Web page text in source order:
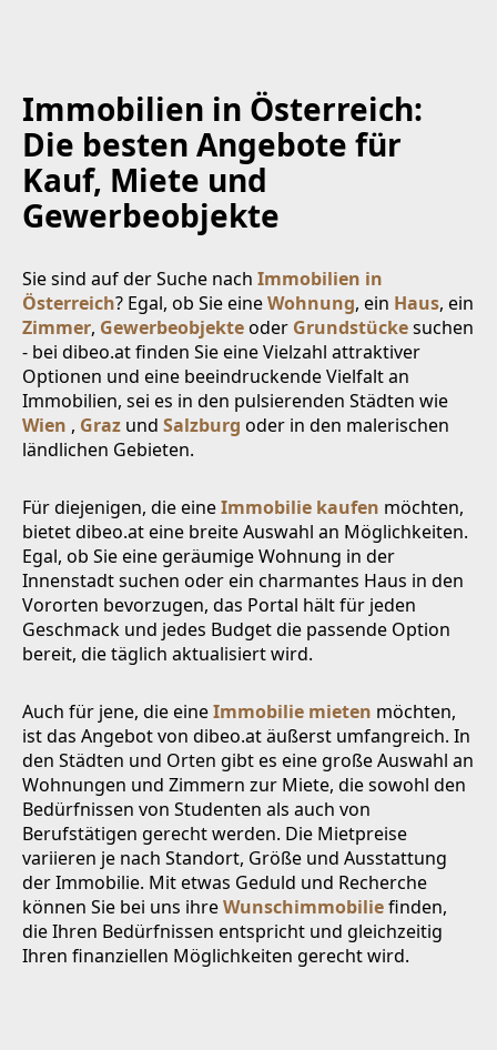
Immobilien in Österreich:
Die besten Angebote für
Kauf, Miete und
Gewerbeobjekte
Sie sind auf der Suche nach Immobilien in
Österreich? Egal, ob Sie eineWohnung, ein Haus, ein
Zimmer, Gewerbeobjekteoder Grundstückesuchen
- bei dibeo.at finden Sie eine Vielzahl attraktiver
Optionen und eine beeindruckende Vielfalt an
Immobilien, sei es in den pulsierenden Städten wie
Wien , Graz und Salzburg oder in den malerischen
ländlichen Gebieten.
Für diejenigen, die eineImmobilie kaufen möchten,
bietet dibeo.at eine breite Auswahl an Möglichkeiten.
Egal, ob Sie eine geräumige Wohnung in der
Innenstadt suchen oder ein charmantes Haus in den
Vororten bevorzugen, das Portal hält für jeden
Geschmack und jedes Budget die passende Option
bereit, die täglich aktualisiert wird.
Auch für jene, die eineImmobilie mieten möchten,
ist das Angebot von dibeo.at äußerst umfangreich. In
den Städten und Orten gibt es eine große Auswahl an
Wohnungen und Zimmern zur Miete, die sowohl den
Bedürfnissen von Studenten als auch von
Berufstätigen gerecht werden. Die Mietpreise
variieren je nach Standort, Größe und Ausstattung
der Immobilie. Mit etwas Geduld und Recherche
können Sie bei uns ihreWunschimmobiliefinden,
die Ihren Bedürfnissen entspricht und gleichzeitig
Ihren finanziellen Möglichkeiten gerecht wird.